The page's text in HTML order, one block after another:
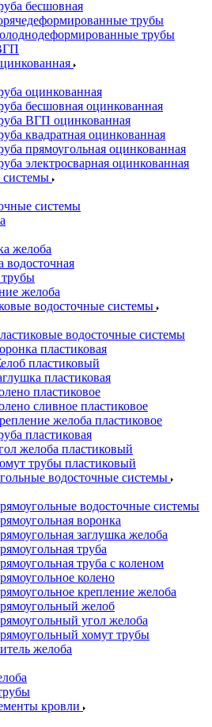
бесшовная
трубы
трубы
оцинкованная
бесшовная оцинкованная
ВГП оцинкованная
квадратная оцинкованная
прямоугольная оцинкованная
электросварная оцинкованная
системы
желоба
водосточная
желоба
водосточные системы
водосточные системы
пластиковая
пластиковый
пластиковая
пластиковое
сливное пластиковое
желоба пластиковое
пластиковая
желоба пластиковый
трубы пластиковый
водосточные системы
водосточные системы
воронка
заглушка желоба
труба
труба c коленом
колено
крепление желоба
желоб
угол желоба
хомут трубы
желоба
кровли